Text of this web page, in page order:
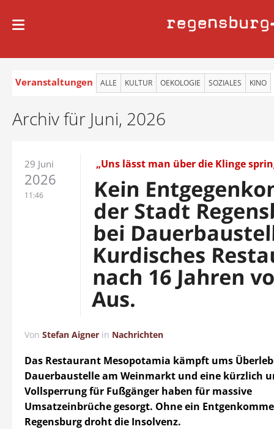
regensburg
Veranstaltungen ALLE KULTUR OEKOLOGIE SOZIALES KINO
Archiv für Juni, 2026
29 Juni
2026
11:46
„Uns lässt man über die Klinge
Kein
der Stadt
bei
Kurdisches
nach 16 Jahren
Aus.
Von Stefan Aigner in Nachrichten
Das Restaurant Mesopotamia kämpft ums
Dauerbaustelle am Weinmarkt und eine kürzlich
Vollsperrung für Fußgänger haben für massive
Umsatzeinbrüche gesorgt. Ohne ein
Regensburg droht die Insolvenz.